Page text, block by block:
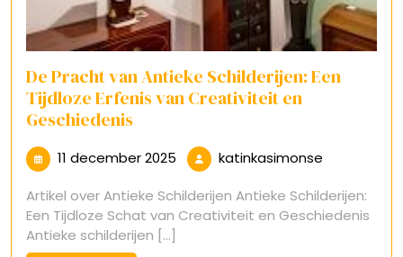
De Pracht van Antieke Schilderijen: Een
Tijdloze Erfenis van Creativiteit en
Geschiedenis
11 december 2025
december
2025
katinkasimonse
Artikel over Antieke Schilderijen Antieke Schilderijen:
Een Tijdloze Schat van Creativiteit en Geschiedenis
Antieke schilderijen [...]